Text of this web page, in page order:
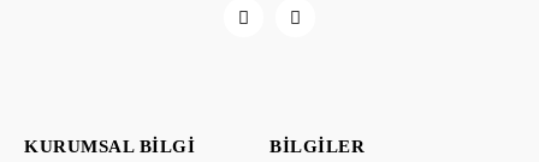
KURUMSAL BILGI BILGILER